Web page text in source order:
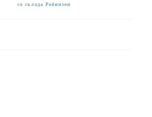
со склада Робинзон